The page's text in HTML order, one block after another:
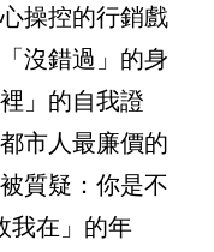
操控的行銷戲
沒錯過」的身
」的自我證
市人最廉價的
質疑：你是不
我在」的年